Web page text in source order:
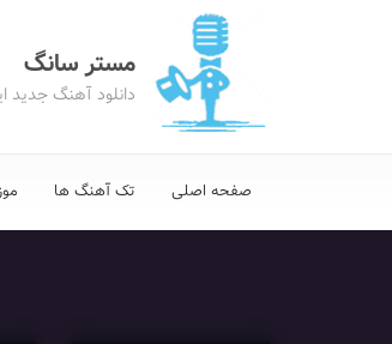
مستر سانگ
دانلود آهنگ جدید
صفحه اصلی تک آهنگ ها